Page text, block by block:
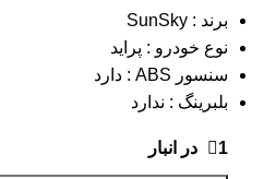
برند : SunSky
نوع خودرو : پراید
سنسور ABS : دارد
بلبرینگ : ندارد
1 در انبار